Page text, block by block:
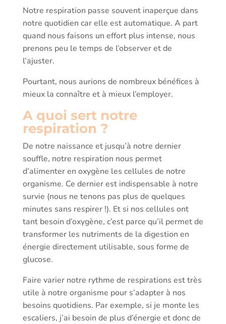
Notre respiration passe souvent inaperçue dans
notre quotidien car elle est automatique. A part
quand nous faisons un effort plus intense, nous
prenons peu le temps de l’observer et de
l’ajuster.
Pourtant, nous aurions de nombreux bénéfices à
mieux la connaître et à mieux l’employer.
A quoi sert notre
respiration ?
De notre naissance et jusqu’à notre dernier
souffle, notre respiration nous permet
d’alimenter en oxygène les cellules de notre
organisme. Ce dernier est indispensable à notre
survie (nous ne tenons pas plus de quelques
minutes sans respirer !). Et si nos cellules ont
tant besoin d’oxygène, c’est parce qu’il permet de
transformer les nutriments de la digestion en
énergie directement utilisable, sous forme de
glucose.
Faire varier notre rythme de respirations est très
utile à notre organisme pour s’adapter à nos
besoins quotidiens. Par exemple, si je monte les
escaliers, j’ai besoin de plus d’énergie et donc de